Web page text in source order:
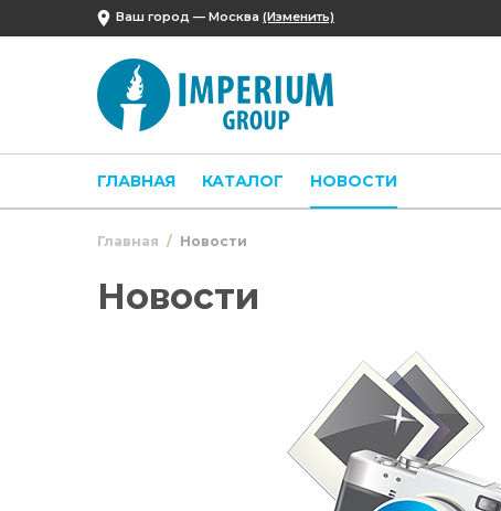
Ваш город — Москва (Изменить)
ГЛАВНАЯ КАТАЛОГ НОВОСТИ
Главная Новости
Новости